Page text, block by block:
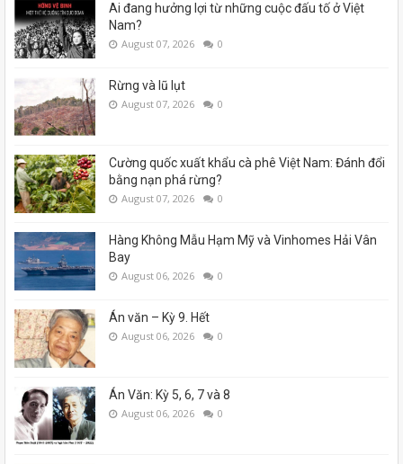
Ai đang hưởng lợi từ những cuộc đấu tố ở Việt
Nam?
August 07, 2026 0
Rừng và lũ lụt
August 07, 2026 0
Cường quốc xuất khẩu cà phê Việt Nam: Đánh đổi
bằng nạn phá rừng?
August 07, 2026 0
Hàng Không Mẫu Hạm Mỹ và Vinhomes Hải Vân
Bay
August 06, 2026 0
Án văn – Kỳ 9. Hết
August 06, 2026 0
Án Văn: Kỳ 5, 6, 7 và 8
August 06, 2026 0